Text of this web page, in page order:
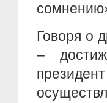
Говоря о
–